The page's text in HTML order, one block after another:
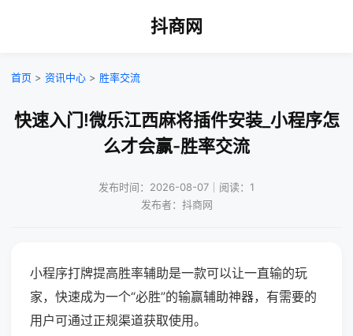
抖商网
首页 > 资讯中心 > 胜率交流
快速入门!微乐江西麻将插件安装_小程序怎
么才会赢-胜率交流
发布时间：2026-08-07｜阅读：1
发布者：抖商网
小程序打牌提高胜率辅助是一款可以让一直输的玩
家，快速成为一个“必胜”的输赢辅助神器，有需要的
用户可通过正规渠道获取使用。